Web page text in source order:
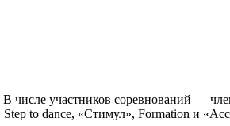
числе участников соревнований —
Step to dance, «Стимул», Formation и